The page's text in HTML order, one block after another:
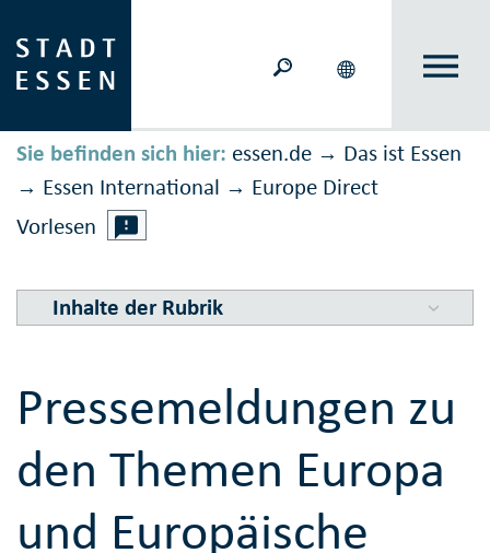
Sie befinden sich hier: essen.de → Das ist Essen
→ Essen International → Europe Direct
Vorlesen
Inhalte der Rubrik
Pressemeldungen zu
den Themen Europa
und Europäische